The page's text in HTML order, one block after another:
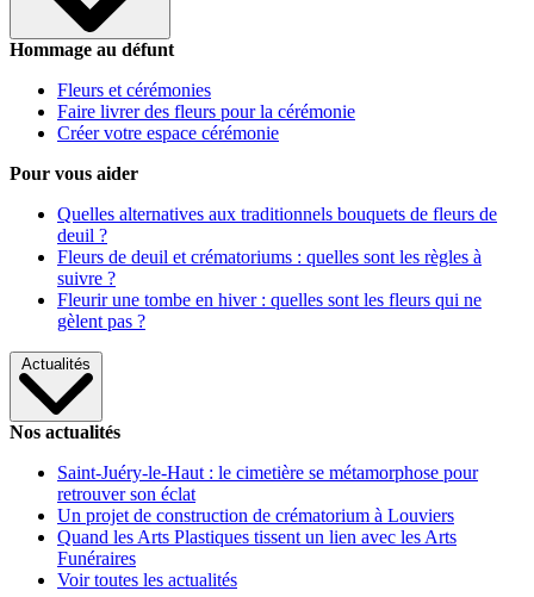
Hommage au défunt
Fleurs et cérémonies
Faire livrer des fleurs pour la cérémonie
Créer votre espace cérémonie
Pour vous aider
Quelles alternatives aux traditionnels bouquets de fleurs de
deuil ?
Fleurs de deuil et crématoriums : quelles sont les règles à
suivre ?
Fleurir une tombe en hiver : quelles sont les fleurs qui ne
gèlent pas ?
Actualités
Nos actualités
Saint-Juéry-le-Haut : le cimetière se métamorphose pour
retrouver son éclat
Un projet de construction de crématorium à Louviers
Quand les Arts Plastiques tissent un lien avec les Arts
Funéraires
Voir toutes les actualités